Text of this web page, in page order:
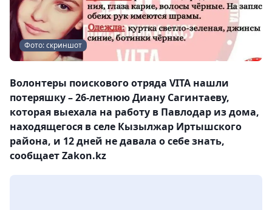
Фото: скриншот
Волонтеры поискового отряда VITA нашли
потеряшку – 26-летнюю Диану Сагинтаеву,
которая выехала на работу в Павлодар из дома,
находящегося в селе Кызылжар Иртышского
района, и 12 дней не давала о себе знать,
сообщает Zakon.kz